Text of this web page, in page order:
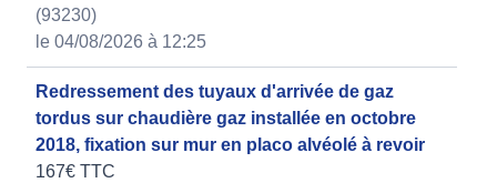
(93230)
le 04/08/2026 à 12:25
Redressement des tuyaux d'arrivée de gaz
tordus sur chaudière gaz installée en octobre
2018, fixation sur mur en placo alvéolé à revoir
167€ TTC